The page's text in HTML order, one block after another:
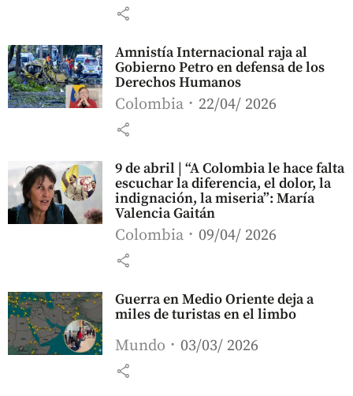
share
Amnistía Internacional raja al
Gobierno Petro en defensa de los
Derechos Humanos
Colombia 22/04/ 2026
share
9 de abril | “A Colombia le hace falta
escuchar la diferencia, el dolor, la
indignación, la miseria”: María
Valencia Gaitán
Colombia 09/04/ 2026
share
Guerra en Medio Oriente deja a
miles de turistas en el limbo
Mundo 03/03/ 2026
share